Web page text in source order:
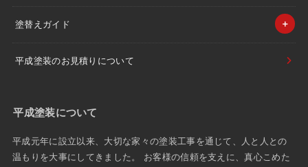
塗替えガイド
平成塗装のお見積りについて
平成塗装について
平成元年に設立以来、大切な家々の塗装工事を通じて、人と人との
温もりを大事にしてきました。 お客様の信頼を支えに、真心こめた